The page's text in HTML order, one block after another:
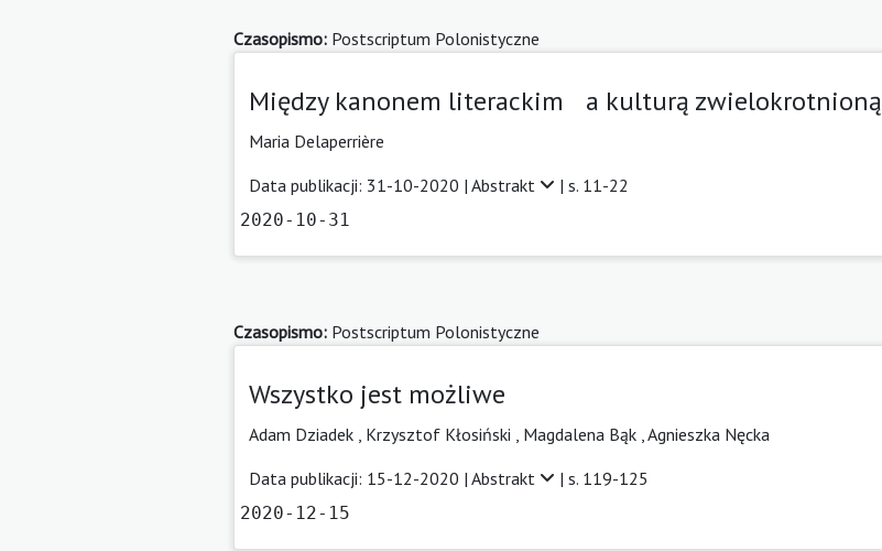
Czasopismo: Postscriptum Polonistyczne
Między kanonem literackim a kulturą zwielokrotnioną
Maria Delaperrière
Data publikacji: 31-10-2020 | Abstrakt | s. 11-22
2020-10-31
Czasopismo: Postscriptum Polonistyczne
Wszystko jest możliwe
Adam Dziadek Krzysztof Kłosiński Magdalena Bąk Agnieszka Nęcka
Data publikacji: 15-12-2020 | Abstrakt | s. 119-125
2020-12-15